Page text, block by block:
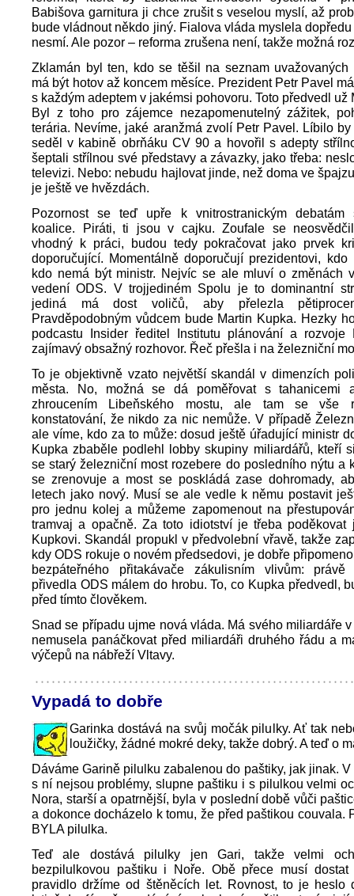
Babišova garnitura ji chce zrušit s veselou myslí, až
bude vládnout někdo jiný. Fialova vláda myslela
nesmí. Ale pozor – reforma zrušena není, takže možná
Zklamán byl ten, kdo se těšil na seznam uvažovaných
má být hotov až koncem měsíce. Prezident Petr Pavel
s každým adeptem v jakémsi pohovoru. Toto předvedl už
Byl z toho pro zájemce nezapomenutelný zážitek,
terária. Nevíme, jaké aranžmá zvolí Petr Pavel. Líbilo
seděl v kabině obrňáku CV 90 a hovořil s adepty
šeptali střílnou své představy a závazky, jako třeba:
televizi. Nebo: nebudu hajlovat jinde, než doma ve
je ještě ve hvězdách.
Pozornost se teď upře k vnitrostranickým debatám
koalice. Piráti, ti jsou v cajku. Zoufale se
vhodný k práci, budou tedy pokračovat jako prvek
doporučující. Momentálně doporučují prezidentovi,
kdo nemá být ministr. Nejvíc se ale mluví o změnách
vedení ODS. V trojjediném Spolu je to dominantní
jediná má dost voličů, aby přelezla
Pravděpodobným vůdcem bude Martin Kupka. Hezky
podcastu Insider ředitel Institutu plánování a rozvoje
zajímavý obsažný rozhovor. Řeč přešla i na železniční
To je objektivně vzato největší skandál v dimenzích
města. No, možná se dá poměřovat s tahanicemi
zhroucením Libeňského mostu, ale tam se vše
konstatování, že nikdo za nic nemůže. V případě
ale víme, kdo za to může: dosud ještě úřadující ministr
Kupka zbaběle podlehl lobby skupiny miliardářů, kteří
se starý železniční most rozebere do posledního nýtu a
se zrenovuje a most se poskládá zase dohromady,
letech jako nový. Musí se ale vedle k němu postavit
pro jednu kolej a můžeme zapomenout na
tramvaj a opačně. Za toto idiotství je třeba poděkovat
Kupkovi. Skandál propukl v předvolební vřavě, takže
kdy ODS rokuje o novém předsedovi, je dobře
bezpáteřného přitakávače zákulisním vlivům:
přivedla ODS málem do hrobu. To, co Kupka předvedl,
před tímto člověkem.
Snad se případu ujme nová vláda. Má svého miliardáře
nemusela panáčkovat před miliardáři druhého řádu a
výčepů na nábřeží Vltavy.
Vypadá to dobře
Garinka dostává na svůj močák pilulky. Ať tak
loužičky, žádné mokré deky, takže dobrý. A teď o
Dáváme Garině pilulku zabalenou do paštiky, jak jinak.
s ní nejsou problémy, slupne paštiku i s pilulkou velmi
Nora, starší a opatrnější, byla v poslední době vůči
a dokonce docházelo k tomu, že před paštikou couvala.
BYLA pilulka.
Teď ale dostává pilulky jen Gari, takže velmi
bezpilulkovou paštiku i Noře. Obě přece musí dostat
pravidlo držíme od štěněcích let. Rovnost, to je heslo